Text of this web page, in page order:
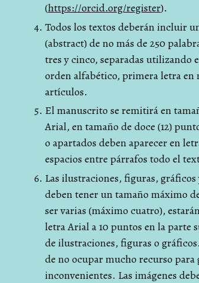
(https://orcid.org/register).
Todos los textos deberán incluir
(abstract) de no más de 250
tres y cinco, separadas utilizando
orden alfabético, primera letra en
artículos.
El manuscrito se remitirá en
Arial, en tamaño de doce (12)
o apartados deben aparecer en
espacios entre párrafos todo el
Las ilustraciones, figuras,
deben tener un tamaño máximo
ser varias (máximo cuatro),
letra Arial a 10 puntos en la parte
de ilustraciones, figuras o
de no ocupar mucho recurso
inconvenientes. Las imágenes